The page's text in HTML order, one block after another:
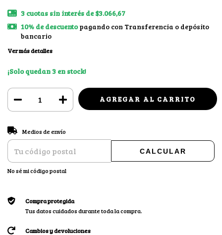
3 cuotas sin interés de$3.066,67
10% de descuentopagando con Transferencia o depósito
bancario
Ver más detalles
¡Solo quedan 3 en stock!
Entregas para el CP:
Medios de envío
CALCULAR
No sé mi código postal
Compra protegida
Tus datos cuidados durante toda la compra.
Cambios y devoluciones